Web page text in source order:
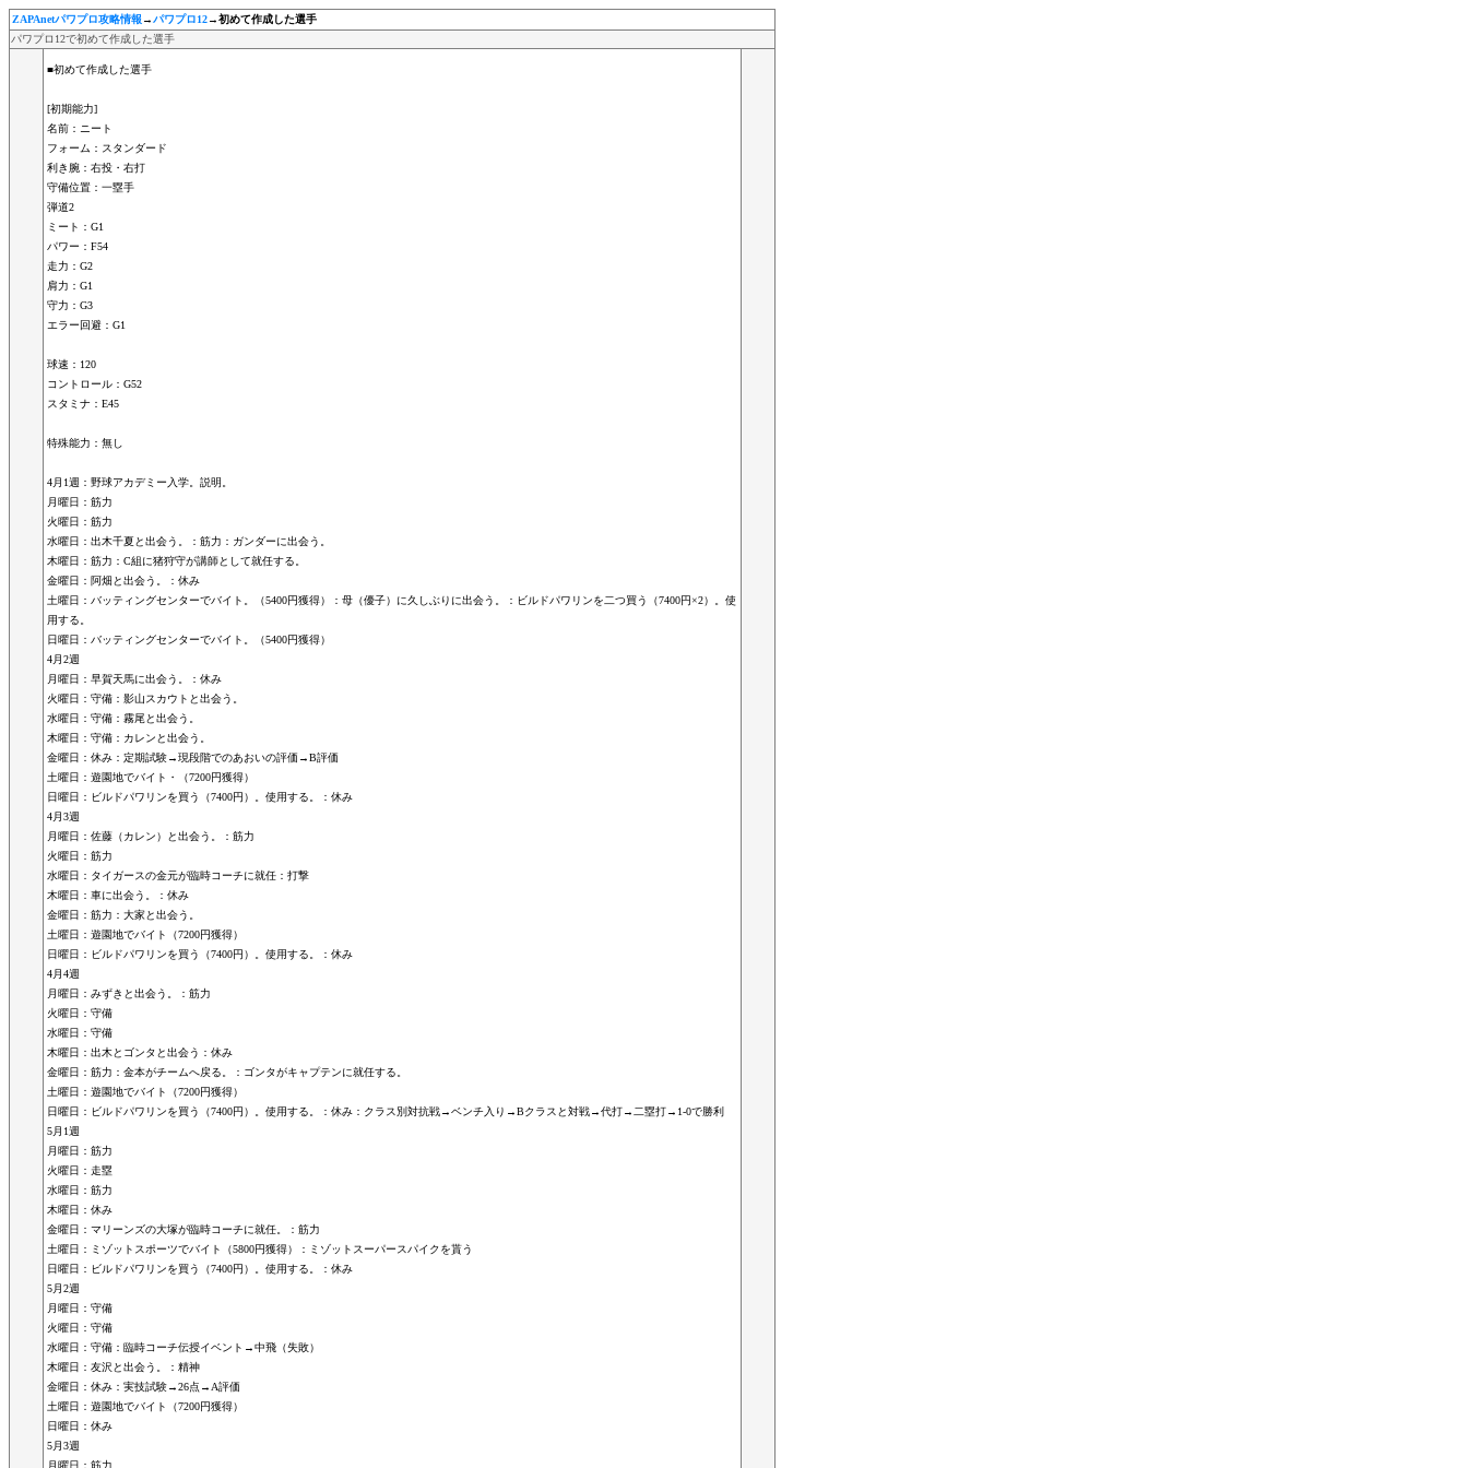
ZAPAnetパワプロ攻略情報→パワプロ12→初めて作成した選手
パワプロ12で初めて作成した選手
■初めて作成した選手
[初期能力]
名前：ニート
フォーム：スタンダード
利き腕：右投・右打
守備位置：一塁手
弾道2
ミート：G1
パワー：F54
走力：G2
肩力：G1
守力：G3
エラー回避：G1
球速：120
コントロール：G52
スタミナ：E45
特殊能力：無し
4月1週：野球アカデミー入学。説明。
月曜日：筋力
火曜日：筋力
水曜日：出木千夏と出会う。：筋力：ガンダーに出会う。
木曜日：筋力：C組に猪狩守が講師として就任する。
金曜日：阿畑と出会う。：休み
土曜日：バッティングセンターでバイト。（5400円獲得）：母（優子）に久しぶりに出会う。：ビルドパワリンを二つ買う（7400円×2）。使
用する。
日曜日：バッティングセンターでバイト。（5400円獲得）
4月2週
月曜日：早賀天馬に出会う。：休み
火曜日：守備：影山スカウトと出会う。
水曜日：守備：霧尾と出会う。
木曜日：守備：カレンと出会う。
金曜日：休み：定期試験→現段階でのあおいの評価→B評価
土曜日：遊園地でバイト・（7200円獲得）
日曜日：ビルドパワリンを買う（7400円）。使用する。：休み
4月3週
月曜日：佐藤（カレン）と出会う。：筋力
火曜日：筋力
水曜日：タイガースの金元が臨時コーチに就任：打撃
木曜日：車に出会う。：休み
金曜日：筋力：大家と出会う。
土曜日：遊園地でバイト（7200円獲得）
日曜日：ビルドパワリンを買う（7400円）。使用する。：休み
4月4週
月曜日：みずきと出会う。：筋力
火曜日：守備
水曜日：守備
木曜日：出木とゴンタと出会う：休み
金曜日：筋力：金本がチームへ戻る。：ゴンタがキャプテンに就任する。
土曜日：遊園地でバイト（7200円獲得）
日曜日：ビルドパワリンを買う（7400円）。使用する。：休み：クラス別対抗戦→ベンチ入り→Bクラスと対戦→代打→二塁打→1-0で勝利
5月1週
月曜日：筋力
火曜日：走塁
水曜日：筋力
木曜日：休み
金曜日：マリーンズの大塚が臨時コーチに就任。：筋力
土曜日：ミゾットスポーツでバイト（5800円獲得）：ミゾットスーパースパイクを貰う
日曜日：ビルドパワリンを買う（7400円）。使用する。：休み
5月2週
月曜日：守備
火曜日：守備
水曜日：守備：臨時コーチ伝授イベント→中飛（失敗）
木曜日：友沢と出会う。：精神
金曜日：休み：実技試験→26点→A評価
土曜日：遊園地でバイト（7200円獲得）
日曜日：休み
5月3週
月曜日：筋力